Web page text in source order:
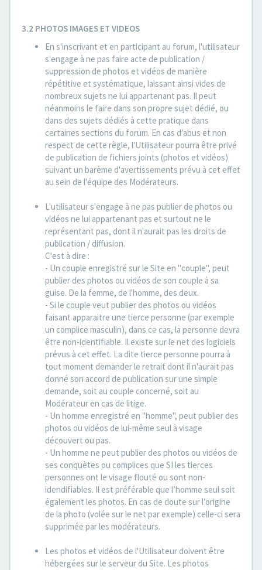
3.2 PHOTOS IMAGES ET VIDEOS
En s'inscrivant et en participant au forum, l'utilisateur
s'engage à ne pas faire acte de publication /
suppression de photos et vidéos de manière
répétitive et systématique, laissant ainsi vides de
nombreux sujets ne lui appartenant pas. Il peut
néanmoins le faire dans son propre sujet dédié, ou
dans des sujets dédiés à cette pratique dans
certaines sections du forum. En cas d'abus et non
respect de cette règle, l'Utilisateur pourra être privé
de publication de fichiers joints (photos et vidéos)
suivant un barème d'avertissements prévu à cet effet
au sein de l'équipe des Modérateurs.
L'utilisateur s'engage à ne pas publier de photos ou
vidéos ne lui appartenant pas et surtout ne le
représentant pas, dont il n'aurait pas les droits de
publication / diffusion.
C'est à dire :
- Un couple enregistré sur le Site en "couple", peut
publier des photos ou vidéos de son couple à sa
guise. De la femme, de l'homme, des deux.
- Si le couple veut publier des photos ou vidéos
faisant apparaitre une tierce personne (par exemple
un complice masculin), dans ce cas, la personne devra
être non-identifiable. Il existe sur le net des logiciels
prévus à cet effet. La dite tierce personne pourra à
tout moment demander le retrait dont il n'aurait pas
donné son accord de publication sur une simple
demande, soit au couple concerné, soit au
Modérateur en cas de litige.
- Un homme enregistré en "homme", peut publier des
photos ou vidéos de lui-même seul à visage
découvert ou pas.
- Un homme ne peut publier des photos ou vidéos de
ses conquètes ou complices que SI les tierces
personnes ont le visage flouté ou sont non-
idendifiables. Il est préférable que l’homme seul soit
également les photos. En cas de doute sur l’origine
de la photo (volée sur le net par exemple) celle-ci sera
supprimée par les modérateurs.
Les photos et vidéos de l'Utilisateur doivent être
hébergées sur le serveur du Site. Les photos